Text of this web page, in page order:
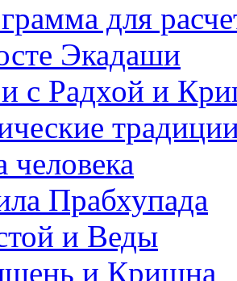
для
Экадаши
с Радхой и
человека
Прабхупада
и Веды
и Кришна